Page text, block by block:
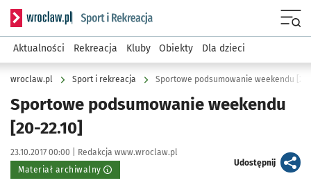
Serwis informacyjny wroclaw.pl podserwis: Sport i rekreacja
Aktualności Rekreacja Kluby Obiekty Dla dzieci
wroclaw.pl Sport i rekreacja Sportowe podsumowanie weekendu [20-
Sportowe podsumowanie weekendu
[20-22.10]
Data publikacji:
23.10.2017 00:00 | Autor:
Redakcja www.wroclaw.pl
Materiał archiwalny
Udostępnijartykuł